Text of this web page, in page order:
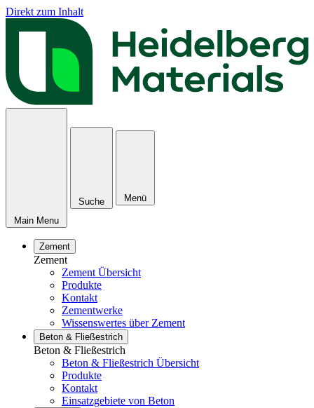
Direkt zum Inhalt
Main Menu
Suche Menü
Zement
Zement
Zement Übersicht
Produkte
Kontakt
Zementwerke
Wissenswertes über Zement
Beton & Fließestrich
Beton & Fließestrich
Beton & Fließestrich Übersicht
Produkte
Kontakt
Einsatzgebiete von Beton